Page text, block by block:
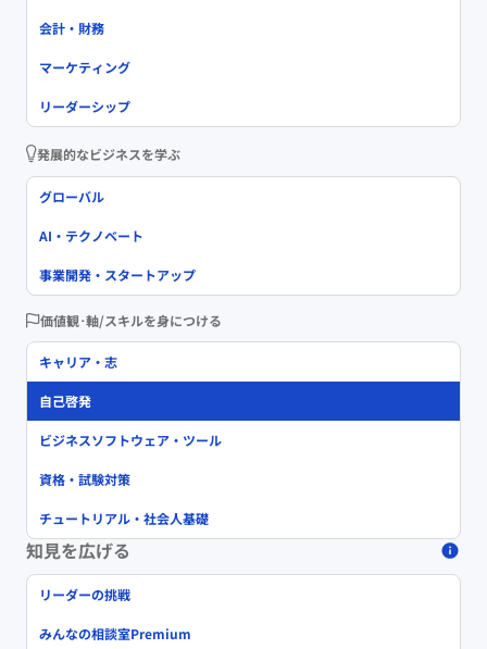
会計・財務
マーケティング
リーダーシップ
発展的なビジネスを学ぶ
グローバル
AI・テクノベート
事業開発・スタートアップ
価値観･軸/スキルを身につける
キャリア・志
自己啓発
ビジネスソフトウェア・ツール
資格・試験対策
チュートリアル・社会人基礎
知見を広げる
リーダーの挑戦
みんなの相談室Premium